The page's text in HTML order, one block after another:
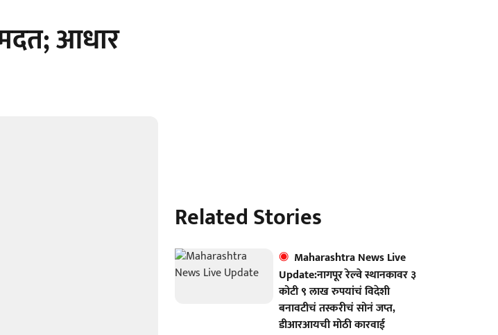
आधार
Related Stories
Maharashtra News Live
Update:नागपूर रेल्वे स्थानकावर ३
कोटी ९ लाख रुपयांचं विदेशी
बनावटीचं तस्करीचं सोनं जप्त,
डीआरआयची मोठी कारवाई